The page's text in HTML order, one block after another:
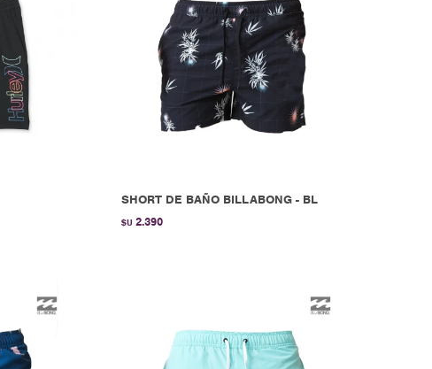
SHORT DE BAÑO BILLABONG - BL
$U 2.390